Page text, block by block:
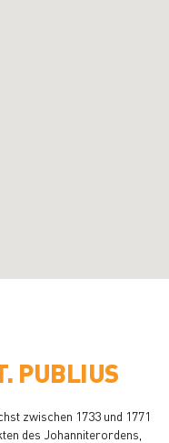
PUBLIUS
zwischen 1733 und 1771
des Johanniterordens,